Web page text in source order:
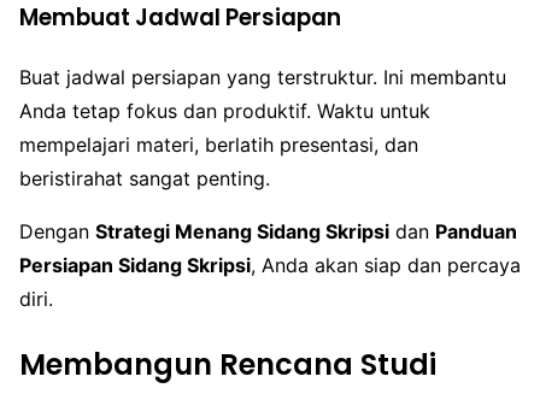
Membuat Jadwal Persiapan
Buat jadwal persiapan yang terstruktur. Ini membantu
Anda tetap fokus dan produktif. Waktu untuk
mempelajari materi, berlatih presentasi, dan
beristirahat sangat penting.
Dengan Strategi Menang Sidang Skripsi dan Panduan
Persiapan Sidang Skripsi, Anda akan siap dan percaya
diri.
Membangun Rencana Studi